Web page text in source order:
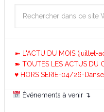
➼ L'ACTU DU MOIS (juillet-
➽ TOUTES LES ACTUS DU
♥ HORS SERIE-04/26-
Événements à venir ↴